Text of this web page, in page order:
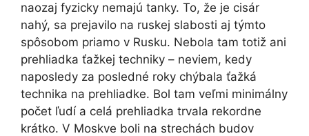
naozaj fyzicky nemajú tanky. To, že je cisár
nahý, sa prejavilo na ruskej slabosti aj týmto
spôsobom priamo v Rusku. Nebola tam totiž ani
prehliadka ťažkej techniky – neviem, kedy
naposledy za posledné roky chýbala ťažká
technika na prehliadke. Bol tam veľmi minimálny
počet ľudí a celá prehliadka trvala rekordne
krátko. V Moskve boli na strechách budov